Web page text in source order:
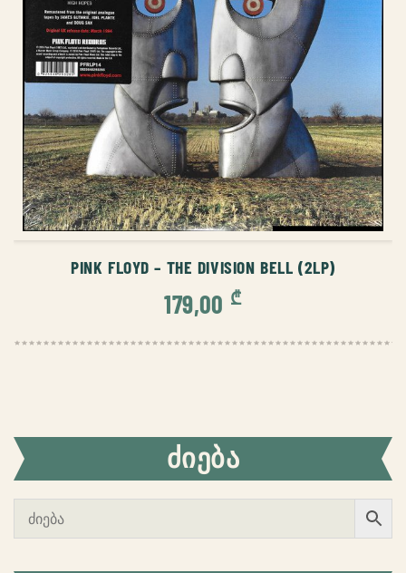
ᲫᲘᲔᲑᲐ
ᲙᲐᲚᲐᲗᲐᲨᲘ ᲓᲐᲛᲐᲢᲔᲑᲐ
PINK FLOYD – THE DIVISION BELL (2LP)
179,00 ₾